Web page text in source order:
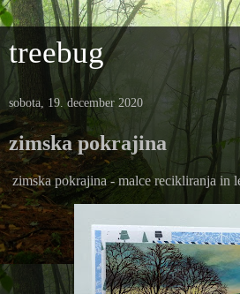
treebug
sobota, 19. december 2020
zimska pokrajina
zimska pokrajina - malce recikliranja in